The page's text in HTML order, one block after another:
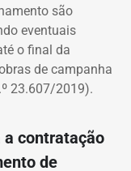
são
eventuais
o final da
de campanha
23.607/2019).
a contratação
de